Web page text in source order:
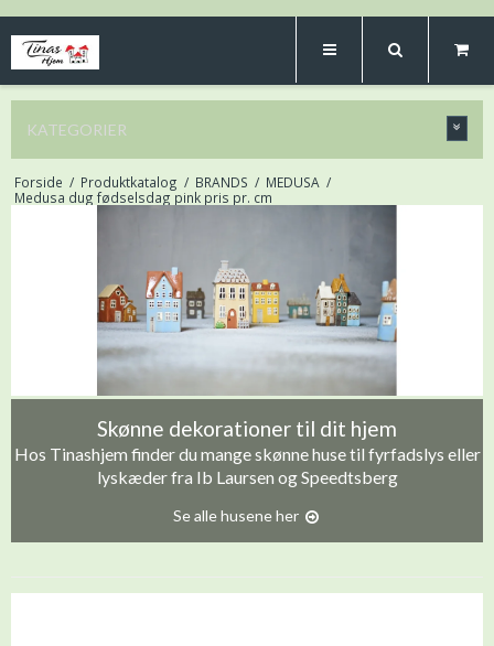
KATEGORIER
Forside / Produktkatalog / BRANDS / MEDUSA /
Medusa dug fødselsdag pink pris pr. cm
Skønne dekorationer til dit hjem
Hos Tinashjem finder du mange skønne huse til fyrfadslys eller
lyskæder fra Ib Laursen og Speedtsberg
Se alle husene her